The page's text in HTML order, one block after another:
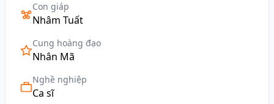
Con giáp
Nhâm Tuất
Cung hoàng đạo
Nhân Mã
Nghề nghiệp
Ca sĩ